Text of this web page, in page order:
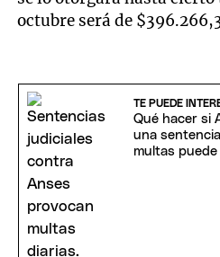
octubre será de
TE PUEDE
Qué hacer si
una
multas puede